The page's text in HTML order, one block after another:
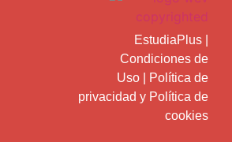
EstudiaPlus
Condiciones de
Uso
Política de
privacidad y Política de
cookies